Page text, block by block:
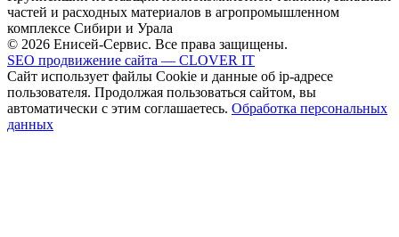
частей и расходных материалов в агропромышленном
комплексе Сибири и Урала
© 2026 Енисей-Сервис. Все права защищены.
SEO продвижение сайта — CLOVER IT
Сайт использует файлы Cookie и данные об ip-адресе
пользователя. Продолжая пользоваться сайтом, вы
автоматически с этим соглашаетесь. Обработка персональных
данных